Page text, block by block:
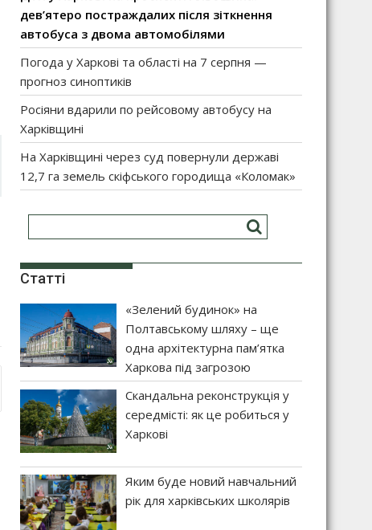
дев’ятеро постраждалих після зіткнення
автобуса з двома автомобілями
Погода у Харкові та області на 7 серпня —
прогноз синоптиків
Росіяни вдарили по рейсовому автобусу на
Харківщині
На Харківщині через суд повернули державі
12,7 га земель скіфського городища «Коломак»
Статті
«Зелений будинок» на
Полтавському шляху – ще
одна архітектурна пам’ятка
Харкова під загрозою
Скандальна реконструкція у
середмісті: як це робиться у
Харкові
Яким буде новий навчальний
рік для харківських школярів